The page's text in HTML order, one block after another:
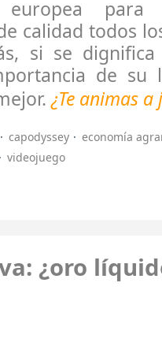
para
calidad todos
si se
de su
¿Te animas
capodyssey
economía
videojuego
¿oro